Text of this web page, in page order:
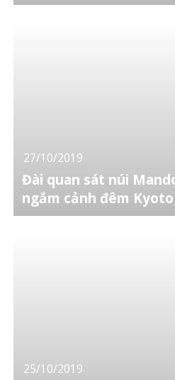
27/10/2019
Đài quan sát núi
ngắm cảnh đêm
25/10/2019